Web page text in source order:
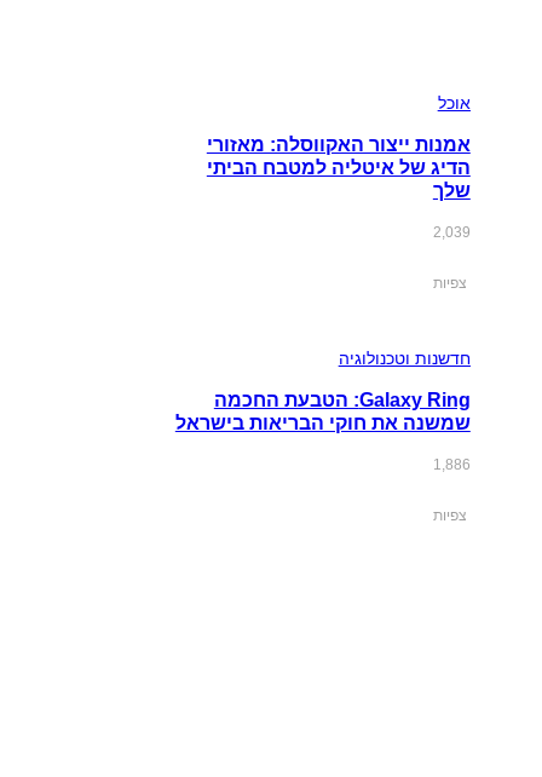
אוכל
אמנות ייצור האקווסלה: מאזורי
הדיג של איטליה למטבח הביתי
שלך
2,039
צפיות
חדשנות וטכנולוגיה
Galaxy Ring: הטבעת החכמה
שמשנה את חוקי הבריאות בישראל
1,886
צפיות